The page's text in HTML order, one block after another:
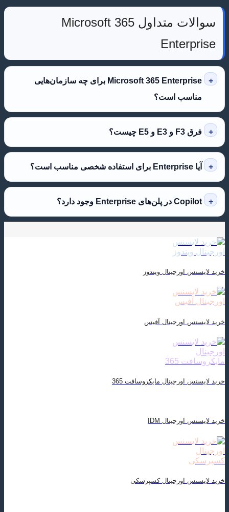
سوالات متداول Microsoft 365
Enterprise
Microsoft 365 Enterprise برای چه سازمان‌هایی
مناسب است؟
فرق F3 و E3 و E5 چیست؟
آیا Enterprise برای استفاده شخصی مناسب است؟
Copilot در پلن‌های Enterprise وجود دارد؟
خرید لایسنس اورجینال ویندوز
خرید لایسنس اورجینال آفیس
خرید لایسنس اورجینال مایکروسافت 365
خرید لایسنس اورجینال IDM
خرید لایسنس اورجینال کسپرسکی